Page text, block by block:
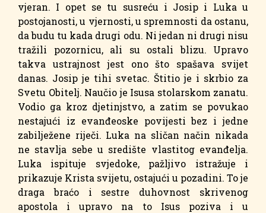
vjeran. I opet se tu susreću i Josip i Luka u
postojanosti, u vjernosti, u spremnosti da ostanu,
da budu tu kada drugi odu. Ni jedan ni drugi nisu
tražili pozornicu, ali su ostali blizu. Upravo
takva ustrajnost jest ono što spašava svijet
danas. Josip je tihi svetac. Štitio je i skrbio za
Svetu Obitelj. Naučio je Isusa stolarskom zanatu.
Vodio ga kroz djetinjstvo, a zatim se povukao
nestajući iz evanđeoske povijesti bez i jedne
zabilježene riječi. Luka na sličan način nikada
ne stavlja sebe u središte vlastitog evanđelja.
Luka ispituje svjedoke, pažljivo istražuje i
prikazuje Krista svijetu, ostajući u pozadini. To je
draga braćo i sestre duhovnost skrivenog
apostola i upravo na to Isus poziva i u